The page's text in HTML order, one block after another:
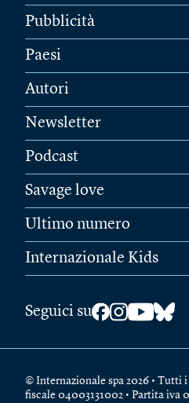
Pubblicità
Paesi
Autori
Newsletter
Podcast
Savage love
Ultimo numero
Internazionale Kids
Seguici su
© Internazionale spa 2026 • Tutti
fiscale 04003131002 • Partita iva